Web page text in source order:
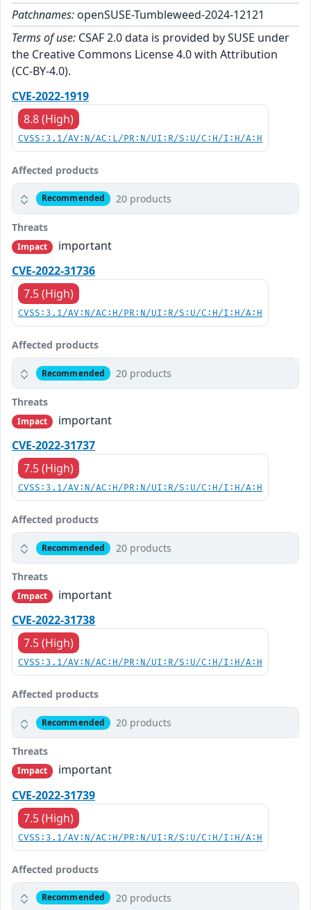
Patchnames: openSUSE-Tumbleweed-2024-12121
Terms of use: CSAF 2.0 data is provided by SUSE under
the Creative Commons License 4.0 with Attribution
(CC-BY-4.0).
CVE-2022-1919
8.8 (High)
CVSS:3.1/AV:N/AC:L/PR:N/UI:R/S:U/C:H/I:H/A:H
Affected products
Recommended 20 products
Threats
Impact
important
CVE-2022-31736
7.5 (High)
CVSS:3.1/AV:N/AC:H/PR:N/UI:R/S:U/C:H/I:H/A:H
Affected products
Recommended 20 products
Threats
Impact
important
CVE-2022-31737
7.5 (High)
CVSS:3.1/AV:N/AC:H/PR:N/UI:R/S:U/C:H/I:H/A:H
Affected products
Recommended 20 products
Threats
Impact
important
CVE-2022-31738
7.5 (High)
CVSS:3.1/AV:N/AC:H/PR:N/UI:R/S:U/C:H/I:H/A:H
Affected products
Recommended 20 products
Threats
Impact
important
CVE-2022-31739
7.5 (High)
CVSS:3.1/AV:N/AC:H/PR:N/UI:R/S:U/C:H/I:H/A:H
Affected products
Recommended 20 products